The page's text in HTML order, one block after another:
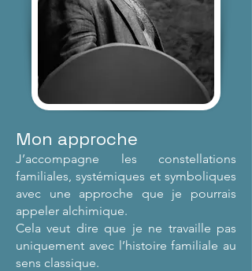
Mon approche
J’accompagne les constellations
familiales, systémiques et symboliques
avec une approche que je pourrais
appeler alchimique.
Cela veut dire que je ne travaille pas
uniquement avec l’histoire familiale au
sens classique.